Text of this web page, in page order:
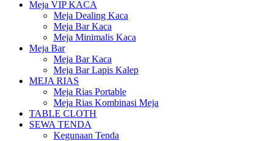
Meja VIP KACA
Meja Dealing Kaca
Meja Bar Kaca
Meja Minimalis Kaca
Meja Bar
Meja Bar Kaca
Meja Bar Lapis Kalep
MEJA RIAS
Meja Rias Portable
Meja Rias Kombinasi Meja
TABLE CLOTH
SEWA TENDA
Kegunaan Tenda